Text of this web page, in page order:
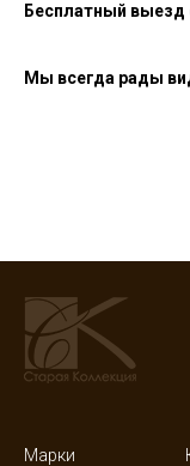
Бесплатный
Мы всегда рады
Марки